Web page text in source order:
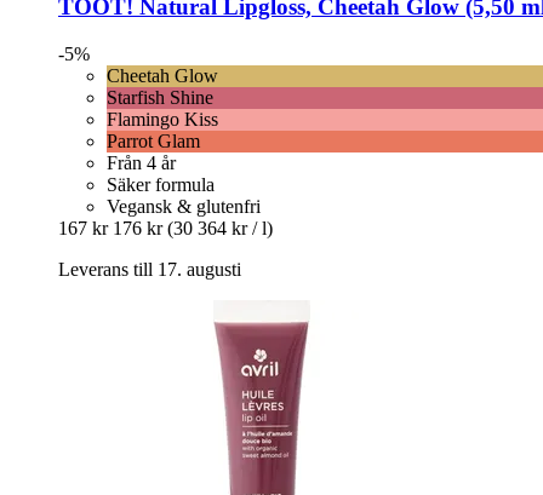
TOOT! Natural Lipgloss, Cheetah Glow (5,50
-5%
Cheetah Glow
Starfish Shine
Flamingo Kiss
Parrot Glam
Från 4 år
Säker formula
Vegansk & glutenfri
167 kr 176 kr (30 364 kr / l)
Leverans till 17. augusti